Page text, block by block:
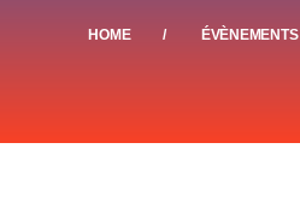
HOME ÉVÈNEMENTS